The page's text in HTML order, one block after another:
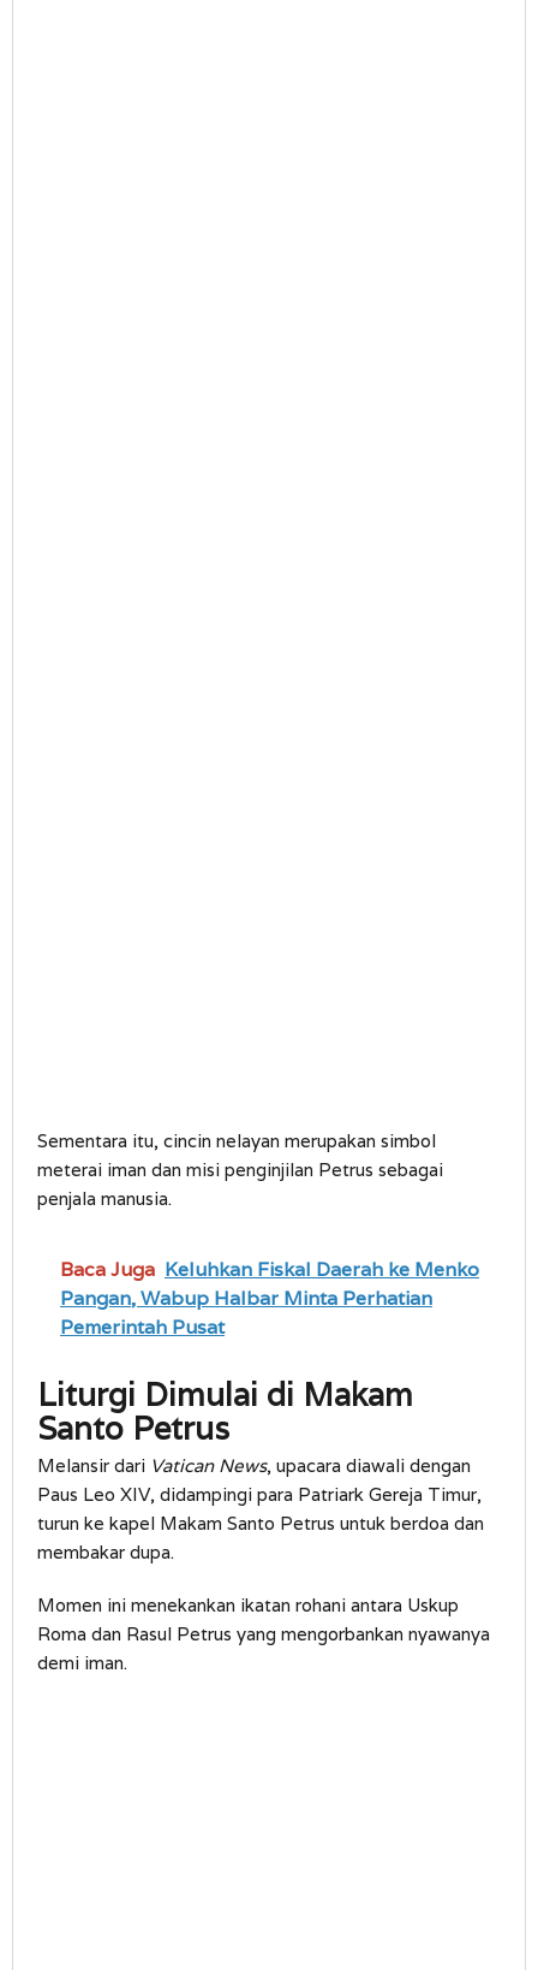
Sementara itu, cincin nelayan merupakan simbol
meterai iman dan misi penginjilan Petrus sebagai
penjala manusia.
Baca Juga Keluhkan Fiskal Daerah ke Menko
Pangan, Wabup Halbar Minta Perhatian
Pemerintah Pusat
Liturgi Dimulai di Makam
Santo Petrus
Melansir dari Vatican News, upacara diawali dengan
Paus Leo XIV, didampingi para Patriark Gereja Timur,
turun ke kapel Makam Santo Petrus untuk berdoa dan
membakar dupa.
Momen ini menekankan ikatan rohani antara Uskup
Roma dan Rasul Petrus yang mengorbankan nyawanya
demi iman.